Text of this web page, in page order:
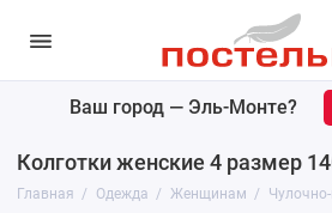
Ваш город — Эль-Монте?
Колготки женские 4 размер
Главная Одежда Женщинам